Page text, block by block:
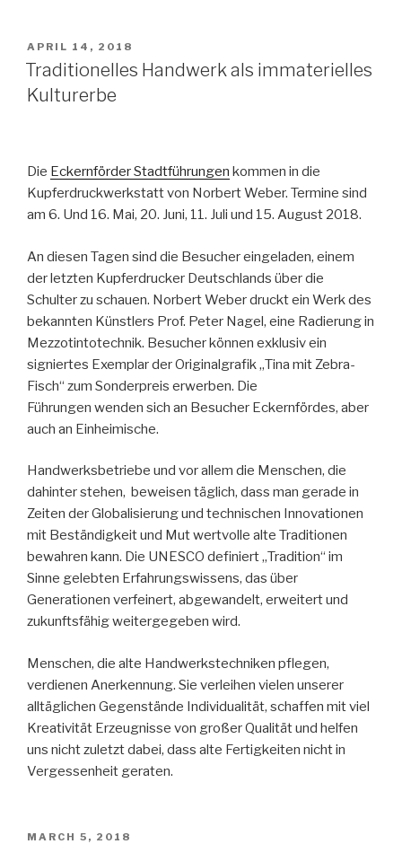
POSTED
ON
APRIL 14, 2018
Traditionelles Handwerk als immaterielles
Kulturerbe
Die Eckernförder Stadtführungen kommen in die
Kupferdruckwerkstatt von Norbert Weber. Termine sind
am 6. Und 16. Mai, 20. Juni, 11. Juli und 15. August 2018.
An diesen Tagen sind die Besucher eingeladen, einem
der letzten Kupferdrucker Deutschlands über die
Schulter zu schauen. Norbert Weber druckt ein Werk des
bekannten Künstlers Prof. Peter Nagel, eine Radierung in
Mezzotintotechnik. Besucher können exklusiv ein
signiertes Exemplar der Originalgrafik „Tina mit Zebra-
Fisch“ zum Sonderpreis erwerben. Die
Führungen wenden sich an Besucher Eckernfördes, aber
auch an Einheimische.
Handwerksbetriebe und vor allem die Menschen, die
dahinter stehen, beweisen täglich, dass man gerade in
Zeiten der Globalisierung und technischen Innovationen
mit Beständigkeit und Mut wertvolle alte Traditionen
bewahren kann. Die UNESCO definiert „Tradition“ im
Sinne gelebten Erfahrungswissens, das über
Generationen verfeinert, abgewandelt, erweitert und
zukunftsfähig weitergegeben wird.
Menschen, die alte Handwerkstechniken pflegen,
verdienen Anerkennung. Sie verleihen vielen unserer
alltäglichen Gegenstände Individualität, schaffen mit viel
Kreativität Erzeugnisse von großer Qualität und helfen
uns nicht zuletzt dabei, dass alte Fertigkeiten nicht in
Vergessenheit geraten.
POSTED
MARCH 5, 2018